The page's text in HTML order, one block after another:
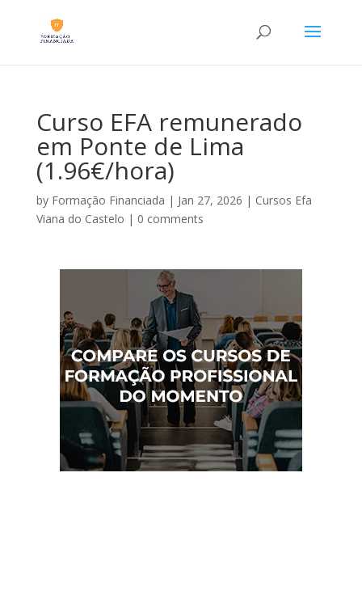
Curso EFA remunerado
em Ponte de Lima
(1.96€/hora)
by Formação Financiada | Jan 27, 2026 | Cursos Efa
Viana do Castelo | 0 comments